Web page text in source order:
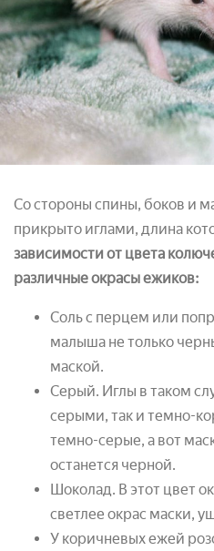
Со стороны спины, боков и
прикрыто иглами, длина
зависимости от цвета
различные окрасы ежиков:
Соль с перцем или
малыша не только
маской.
Серый. Иглы в таком
серыми, так и темно-
темно-серые, а вот
останется черной.
Шоколад. В этот цвет
светлее окрас маски,
У коричневых ежей